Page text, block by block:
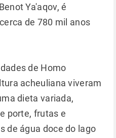
Ya'aqov, é
de 780 mil anos
de Homo
acheuliana viveram
dieta variada,
porte, frutas e
de água doce do lago